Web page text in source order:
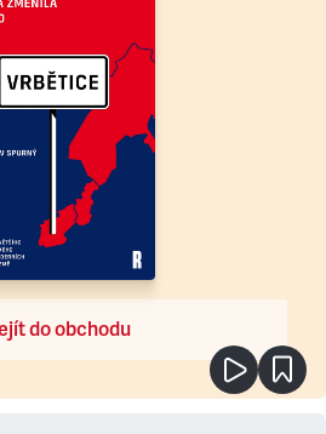
do obchodu